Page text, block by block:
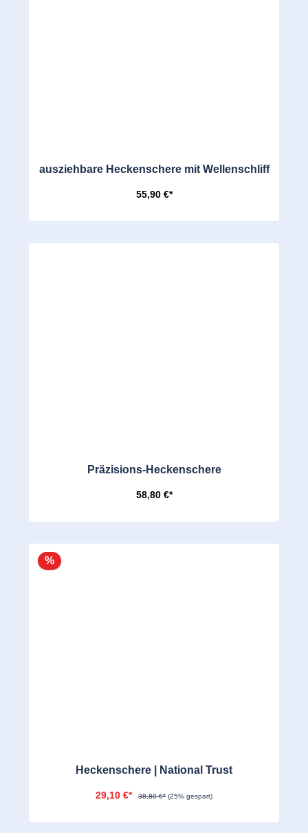
ausziehbare Heckenschere mit Wellenschliff
55,90 €*
Präzisions-Heckenschere
58,80 €*
%
Heckenschere | National Trust
29,10 €* 38,80 €* (25% gespart)